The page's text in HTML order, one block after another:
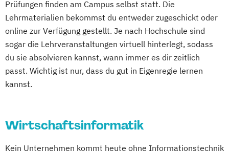
Studienzentrum Feldkirch
Studienzentrum Hamburg Logistik-Bachelor
Studienzentrum Judenburg
Prüfungen finden am Campus selbst statt. Die
Lehrmaterialien bekommst du entweder zugeschickt oder
online zur Verfügung gestellt. Je nach Hochschule sind
sogar die Lehrveranstaltungen virtuell hinterlegt, sodass
du sie absolvieren kannst, wann immer es dir zeitlich
passt. Wichtig ist nur, dass du gut in Eigenregie lernen
kannst.
Wirtschaftsinformatik
Kein Unternehmen kommt heute ohne Informationstechnik